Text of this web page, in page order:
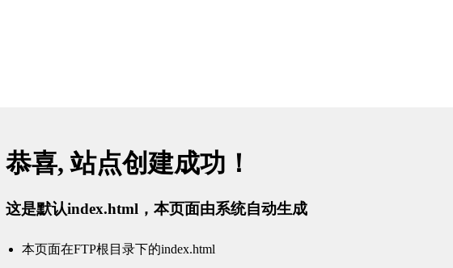
恭喜, 站点创建成功！
这是默认index.html，本页面由系统自动生成
本页面在FTP根目录下的index.html